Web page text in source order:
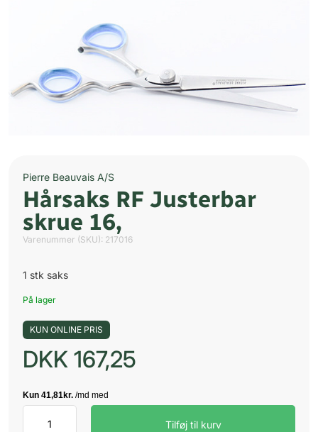
Pierre Beauvais A/S
Hårsaks RF Justerbar
skrue 16,
Varenummer (SKU): 217016
1 stk saks
På lager
KUN ONLINE PRIS
DKK 167,25
Tilføj til kurv